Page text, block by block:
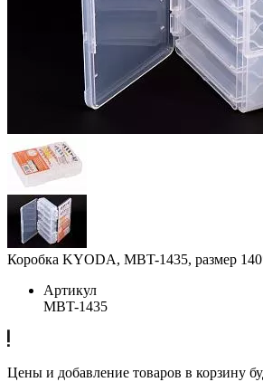
Коробка KYODA, MBT-1435, размер
Артикул
MBT-1435
Цены и добавление товаров в корзину